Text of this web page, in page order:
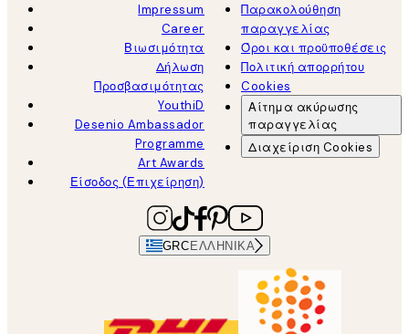
Impressum
Career
Βιωσιμότητα
Δήλωση
Προσβασιμότητας
YouthiD
Desenio Ambassador
Programme
Art Awards
Είσοδος (Επιχείρηση)
Παρακολούθηση
παραγγελίας
Όροι και προϋποθέσεις
Πολιτική απορρήτου
Cookies
Αίτημα ακύρωσης
παραγγελίας
Διαχείριση Cookies
GRC ΕΛΛΗΝΙΚΆ